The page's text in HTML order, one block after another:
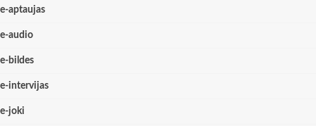
e-aptaujas
e-audio
e-bildes
e-intervijas
e-joki